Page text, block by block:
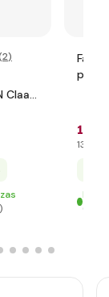
)
Claas
Falk
158
130
En
(En